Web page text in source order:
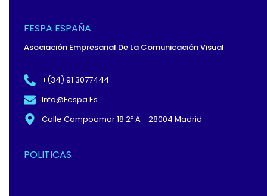
F
FESPA ESPAÑA
Asociación Empresarial De La Comunicación Visual
+(34) 91 3077444
Info@fespa.es
Calle Campoamor 18 2º A - 28004 Madrid
POLITICAS